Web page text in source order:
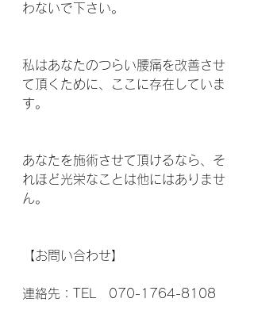
わないで下さい。
私はあなたのつらい腰痛を改善させ
て頂くために、ここに存在していま
す。
あなたを施術させて頂けるなら、そ
れほど光栄なことは他にはありませ
ん。
【お問い合わせ】
連絡先：TEL　070-1764-8108